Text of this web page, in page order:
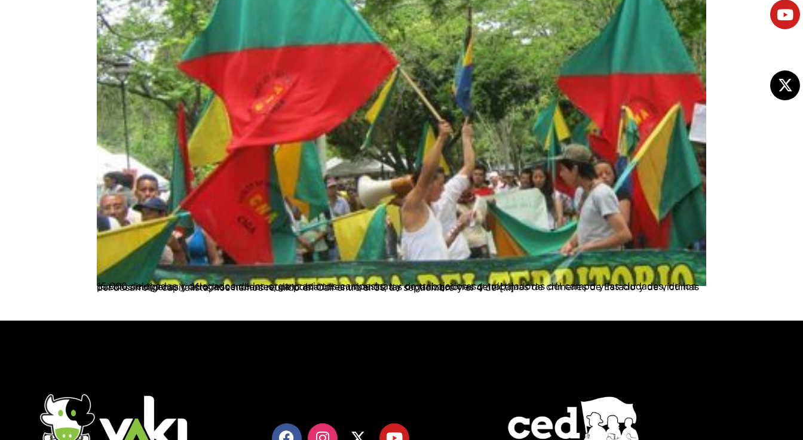
15.000 delegadas y delegados de las organizaciones campesinas y de trabajadores y trabajadoras del campo y las ciudades, de los pueblos indígenas y afrodescendientes, de pobladores urbanos, las organizaciones de víctimas de crímenes de Estado y de víctimas del desarrollo capitalista, nos hemos reunido en Cali entre el 30 de septiembre y el 4 de […]